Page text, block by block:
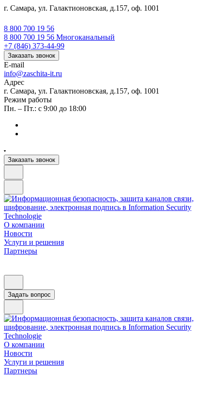
г. Самара, ул. Галактионовская, д.157, оф. 1001
8 800 700 19 56
8 800 700 19 56 Многоканальный
+7 (846) 373-44-99
Заказать звонок
E-mail
info@zaschita-it.ru
Адрес
г. Самара, ул. Галактионовская, д.157, оф. 1001
Режим работы
Пн. – Пт.: с 9:00 до 18:00
Заказать звонок
О компании
Новости
Услуги и решения
Партнеры
Задать вопрос
О компании
Новости
Услуги и решения
Партнеры